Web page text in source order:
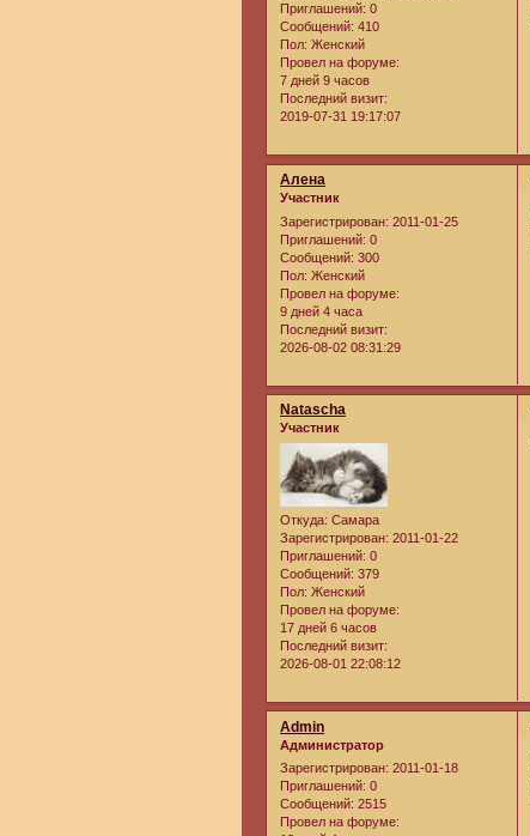
Приглашений: 0
Сообщений: 410
Пол: Женский
Провел на форуме:
7 дней 9 часов
Последний визит:
2019-07-31 19:17:07
Алена
Участник
Зарегистрирован: 2011-01-25
Приглашений: 0
Сообщений: 300
Пол: Женский
Провел на форуме:
9 дней 4 часа
Последний визит:
2026-08-02 08:31:29
Natascha
Участник
Откуда: Самара
Зарегистрирован: 2011-01-22
Приглашений: 0
Сообщений: 379
Пол: Женский
Провел на форуме:
17 дней 6 часов
Последний визит:
2026-08-01 22:08:12
Admin
Администратор
Зарегистрирован: 2011-01-18
Приглашений: 0
Сообщений: 2515
Провел на форуме: